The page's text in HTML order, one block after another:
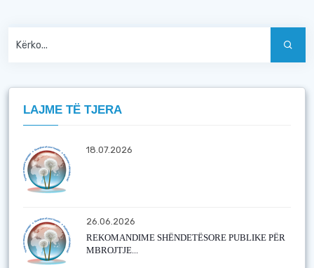
LAJME TË TJERA
18.07.2026
26.06.2026
REKOMANDIME SHËNDETËSORE PUBLIKE PËR
MBROJTJE...